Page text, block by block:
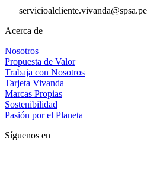
servicioalcliente.vivanda@spsa.pe
Acerca de
Nosotros
Propuesta de Valor
Trabaja con Nosotros
Tarjeta Vivanda
Marcas Propias
Sostenibilidad
Pasión por el Planeta
Síguenos en